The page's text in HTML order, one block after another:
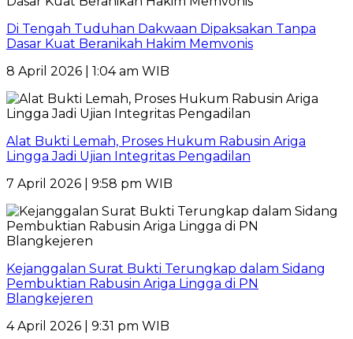
Di Tengah Tuduhan Dakwaan Dipaksakan Tanpa
Dasar Kuat Beranikah Hakim Memvonis
8 April 2026 | 1:04 am WIB
Alat Bukti Lemah, Proses Hukum Rabusin Ariga
Lingga Jadi Ujian Integritas Pengadilan
7 April 2026 | 9:58 pm WIB
Kejanggalan Surat Bukti Terungkap dalam Sidang
Pembuktian Rabusin Ariga Lingga di PN
Blangkejeren
4 April 2026 | 9:31 pm WIB